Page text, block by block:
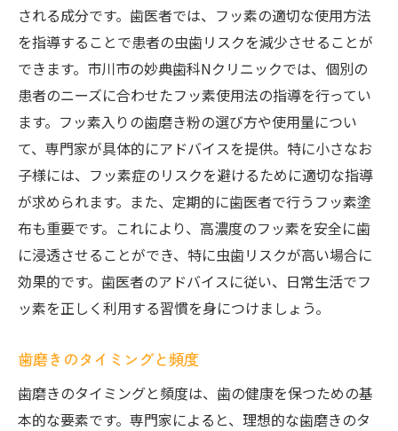
される成分です。歯医者では、フッ素の適切な使用方法
を指導することで患者の虫歯リスクを減少させることが
できます。市川市の妙典歯科Nクリニックでは、個別の
患者のニーズに合わせたフッ素使用法の指導を行ってい
ます。フッ素入りの歯磨き粉の選び方や使用量につい
て、専門家が具体的にアドバイスを提供。特に小さなお
子様には、フッ素症のリスクを避けるために適切な指導
が求められます。また、定期的に歯医者で行うフッ素塗
布も重要です。これにより、高濃度のフッ素を安全に歯
に浸透させることができ、特に虫歯リスクが高い場合に
効果的です。歯医者のアドバイスに従い、日常生活でフ
ッ素を正しく利用する習慣を身につけましょう。
歯磨きのタイミングと頻度
歯磨きのタイミングと頻度は、歯の健康を保つための基
本的な要素です。専門家によると、理想的な歯磨きのタ